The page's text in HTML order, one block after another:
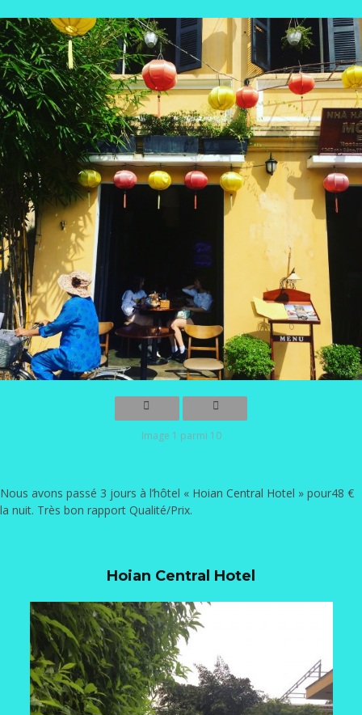
Image 1 parmi 10
Nous avons passé 3 jours à l’hôtel « Hoian Central Hotel » pour48 €
la nuit. Très bon rapport Qualité/Prix.
Hoian Central Hotel